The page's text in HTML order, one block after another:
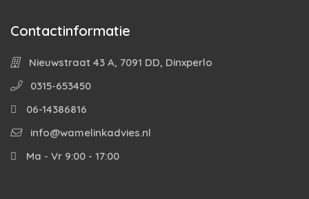
Contactinformatie
Nieuwstraat 43 A, 7091 DD, Dinxperlo
0315-653450
06-14386816
info@wamelinkadvies.nl
Ma - Vr 9:00 - 17:00